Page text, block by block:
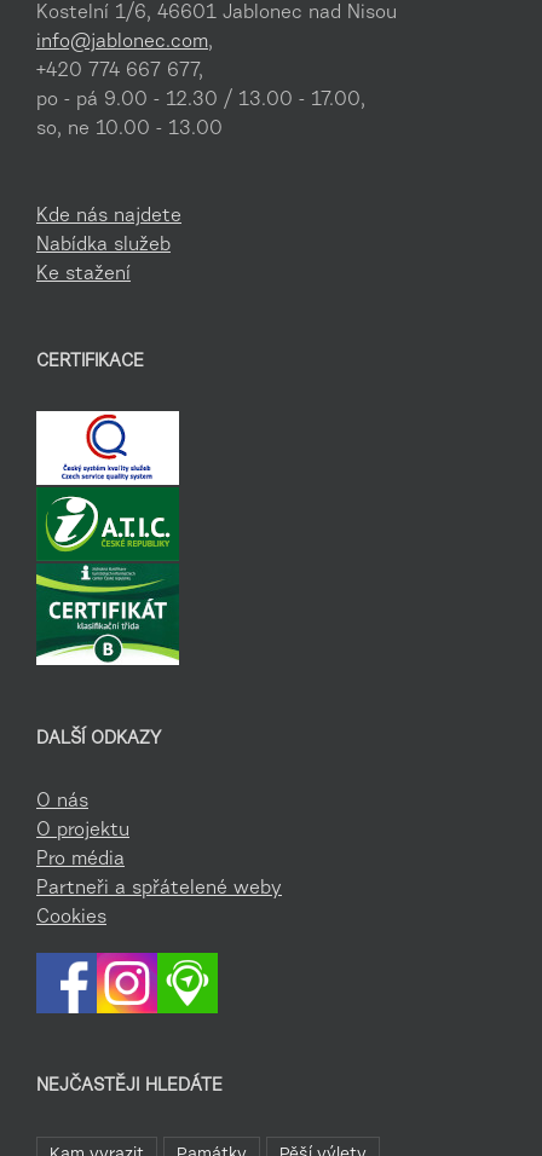
Kostelní 1/6, 46601 Jablonec nad Nisou
info@jablonec.com,
+420 774 667 677,
po - pá 9.00 - 12.30 / 13.00 - 17.00,
so, ne 10.00 - 13.00
Kde nás najdete
Nabídka služeb
Ke stažení
CERTIFIKACE
DALŠÍ ODKAZY
O nás
O projektu
Pro média
Partneři a spřátelené weby
Cookies
NEJČASTĚJI HLEDÁTE